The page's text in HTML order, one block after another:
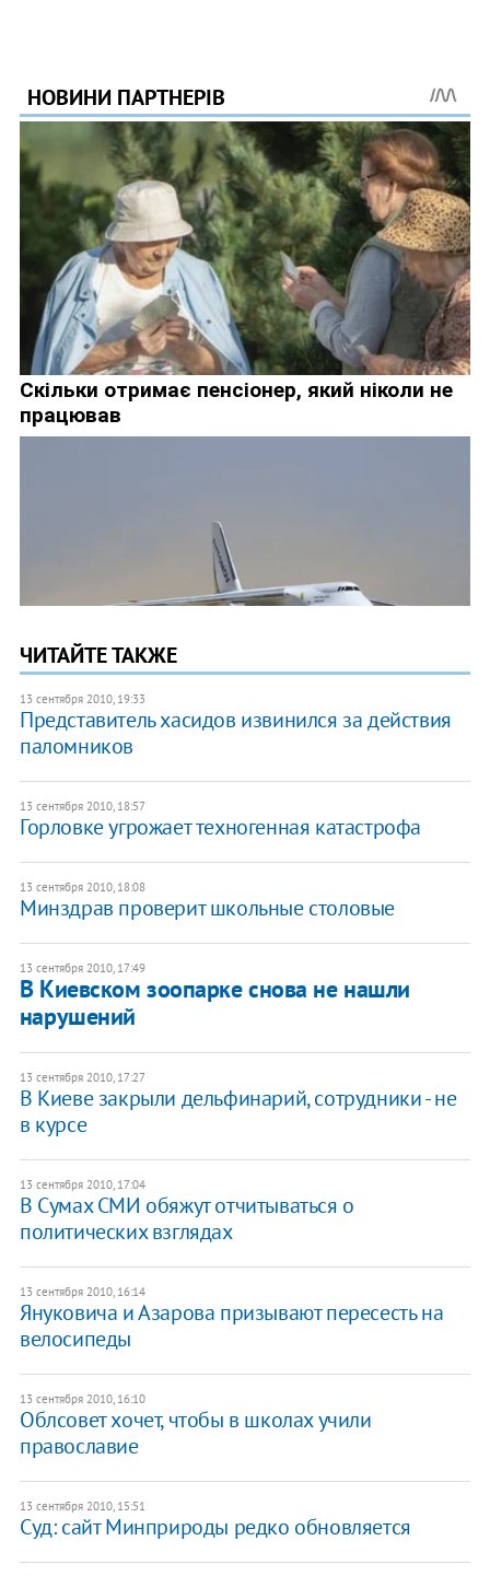
ЧИТАЙТЕ ТАКЖЕ
13 сентября 2010, 19:33
Представитель хасидов извинился за действия
паломников
13 сентября 2010, 18:57
Горловке угрожает техногенная катастрофа
13 сентября 2010, 18:08
Минздрав проверит школьные столовые
13 сентября 2010, 17:49
В Киевском зоопарке снова не нашли
нарушений
13 сентября 2010, 17:27
В Киеве закрыли дельфинарий, сотрудники - не
в курсе
13 сентября 2010, 17:04
В Сумах СМИ обяжут отчитываться о
политических взглядах
13 сентября 2010, 16:14
Януковича и Азарова призывают пересесть на
велосипеды
13 сентября 2010, 16:10
Облсовет хочет, чтобы в школах учили
православие
13 сентября 2010, 15:51
Суд: сайт Минприроды редко обновляется